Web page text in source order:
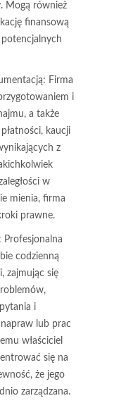
Mogą również
finansową
: Firma
i
a także
kaucji
z
w
mienia, firma
prawne.
: Profesjonalna
codzienną
zajmując się
i
lub prac
właściciel
się na
że jego
zarządzana.